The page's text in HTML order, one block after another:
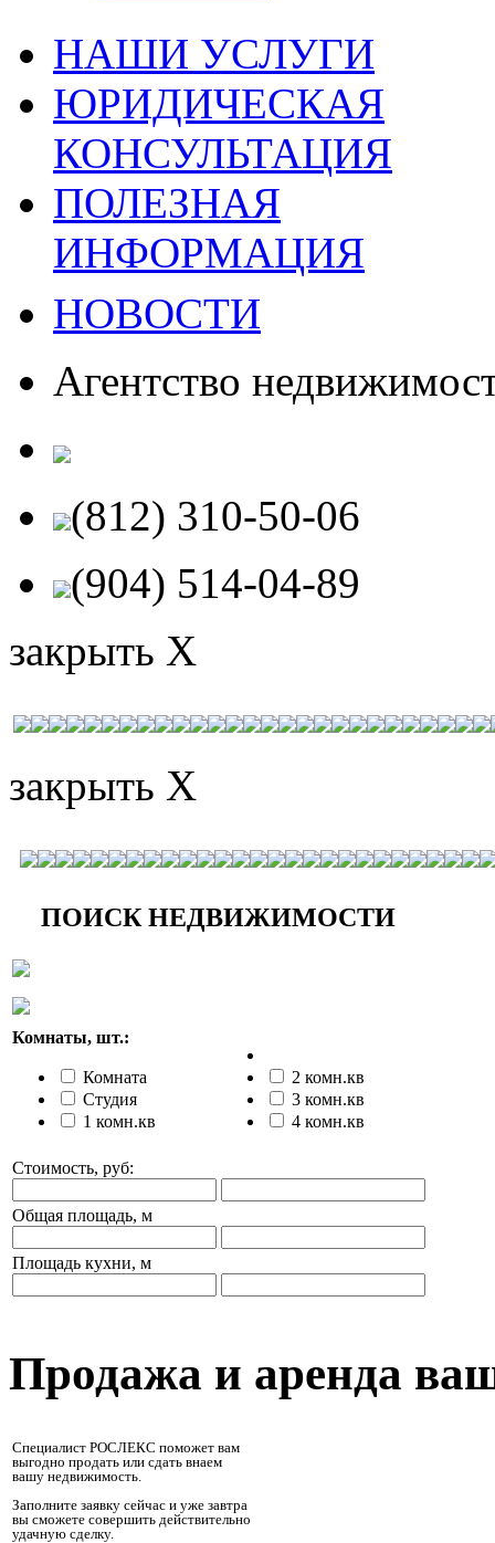
НАШИ УСЛУГИ
ЮРИДИЧЕСКАЯ
КОНСУЛЬТАЦИЯ
ПОЛЕЗНАЯ
ИНФОРМАЦИЯ
НОВОСТИ
Агентство
(812) 310-50-06
(904) 514-04-89
закрыть X
закрыть X
ПОИСК НЕДВИЖИМОСТИ
Комнаты, шт.:
Комната
Студия
1 комн.кв
2 комн.кв
3 комн.кв
4 комн.кв
Стоимость, руб:
Общая площадь, м
Площадь кухни, м
Продажа и аренда
Специалист РОСЛЕКС поможет вам
выгодно продать или сдать внаем
вашу недвижимость.
Заполните заявку сейчас и уже завтра
вы сможете совершить действительно
удачную сделку.